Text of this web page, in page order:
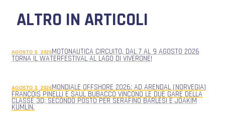
ALTRO IN ARTICOLI
AGOSTO 5, 2026MOTONAUTICA CIRCUITO, DAL 7 AL 9 AGOSTO 2026
TORNA IL WATERFESTIVAL AL LAGO DI VIVERONE!
AGOSTO 3, 2026MONDIALE OFFSHORE 2026: AD ARENDAL (NORVEGIA)
FRANCOIS PINELLI E SAUL BUBACCO VINCONO LE DUE GARE DELLA
CLASSE 3D; SECONDO POSTO PER SERAFINO BARLESI E JOAKIM
KUMLIN.